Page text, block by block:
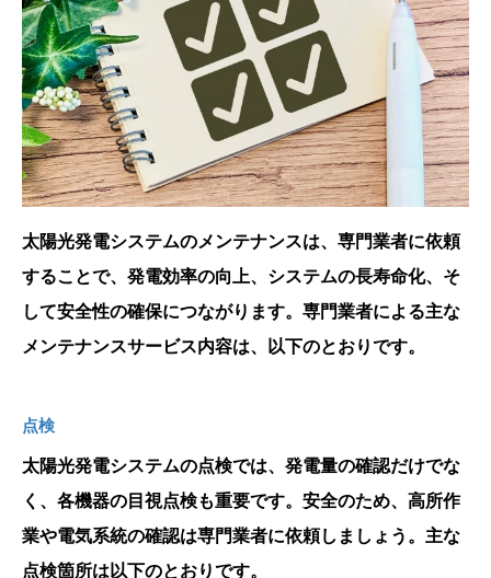
太陽光発電システムのメンテナンスは、専門業者に依頼
することで、発電効率の向上、システムの長寿命化、そ
して安全性の確保につながります。専門業者による主な
メンテナンスサービス内容は、以下のとおりです。
点検
太陽光発電システムの点検では、発電量の確認だけでな
く、各機器の目視点検も重要です。安全のため、高所作
業や電気系統の確認は専門業者に依頼しましょう。主な
点検箇所は以下のとおりです。